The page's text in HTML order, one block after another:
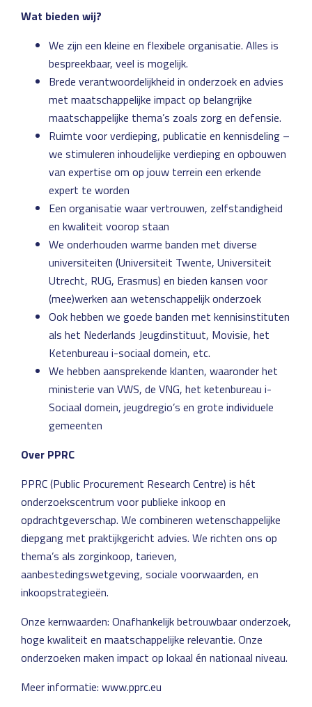
Wat bieden wij?
We zijn een kleine en flexibele organisatie. Alles is
bespreekbaar, veel is mogelijk.
Brede verantwoordelijkheid in onderzoek en advies
met maatschappelijke impact op belangrijke
maatschappelijke thema’s zoals zorg en defensie.
Ruimte voor verdieping, publicatie en kennisdeling –
we stimuleren inhoudelijke verdieping en opbouwen
van expertise om op jouw terrein een erkende
expert te worden
Een organisatie waar vertrouwen, zelfstandigheid
en kwaliteit voorop staan
We onderhouden warme banden met diverse
universiteiten (Universiteit Twente, Universiteit
Utrecht, RUG, Erasmus) en bieden kansen voor
(mee)werken aan wetenschappelijk onderzoek
Ook hebben we goede banden met kennisinstituten
als het Nederlands Jeugdinstituut, Movisie, het
Ketenbureau i-sociaal domein, etc.
We hebben aansprekende klanten, waaronder het
ministerie van VWS, de VNG, het ketenbureau i-
Sociaal domein, jeugdregio’s en grote individuele
gemeenten
Over PPRC
PPRC (Public Procurement Research Centre) is hét
onderzoekscentrum voor publieke inkoop en
opdrachtgeverschap. We combineren wetenschappelijke
diepgang met praktijkgericht advies. We richten ons op
thema’s als zorginkoop, tarieven,
aanbestedingswetgeving, sociale voorwaarden, en
inkoopstrategieën.
Onze kernwaarden: Onafhankelijk betrouwbaar onderzoek,
hoge kwaliteit en maatschappelijke relevantie. Onze
onderzoeken maken impact op lokaal én nationaal niveau.
Meer informatie: www.pprc.eu